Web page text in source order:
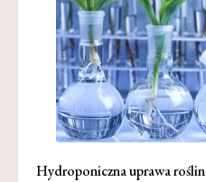
Hydroponiczna uprawa roślin